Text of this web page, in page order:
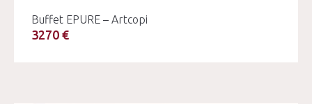
Buffet EPURE – Artcopi
3270 €